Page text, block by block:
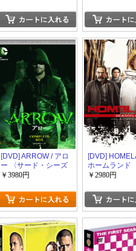
ズン〉 【完全版】(初
回生産限定版)
[DVD] ARROW / アロ
ー 〈サード・シーズ
ン〉 コンプリート・
DVD-BOX 【完全版】
(初回生産限定版)
￥3980円
[DVD]
ホームラン
ズン4 DVD
(初回生産限定
￥2980円